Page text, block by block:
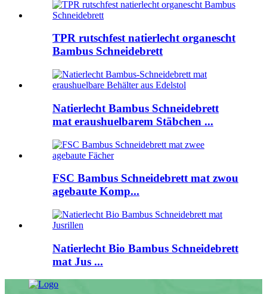
TPR rutschfest natierlecht organescht
Bambus Schneidebrett
Natierlecht Bambus Schneidebrett
mat eraushuelbarem Stäbchen ...
FSC Bambus Schneidebrett mat zwou
agebaute Komp...
Natierlecht Bio Bambus Schneidebrett
mat Jus ...